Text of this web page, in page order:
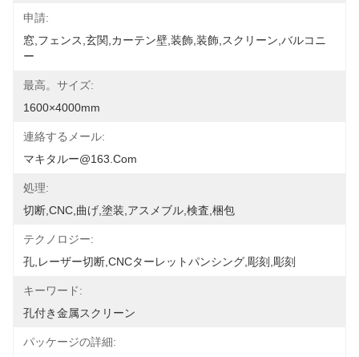
申請:
窓,フェンス,玄関,カーテン壁,装飾,装飾,スクリーン,バルコニ
ー
最高。サイズ:
1600×4000mm
連絡するメール:
マキタルー@163.com
処理:
切断,CNC,曲げ,塗装,アスメブル,検査,梱包
テクノロジー:
孔,レーザー切断,CNCターレットパンシング,彫刻,彫刻
キーワード:
孔付き金属スクリーン
パッケージの詳細: